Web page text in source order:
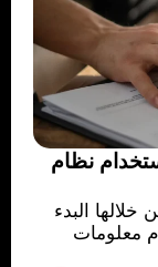
نظام
البدء
معلومات